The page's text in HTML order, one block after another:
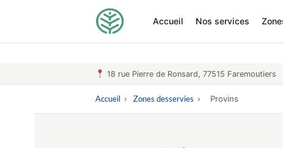
18 rue Pierre de Ronsard, 77515 Faremoutiers
Accueil Nos services
Accueil › Zones desservies › Provins